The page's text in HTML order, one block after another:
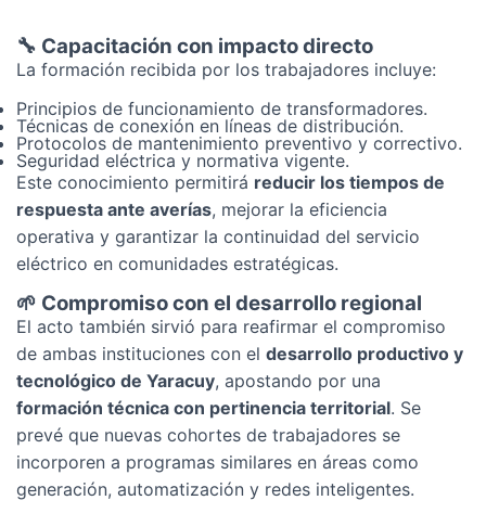
🔧 Capacitación con impacto directo
La formación recibida por los trabajadores incluye:
Principios de funcionamiento de transformadores.
Técnicas de conexión en líneas de distribución.
Protocolos de mantenimiento preventivo y correctivo.
Seguridad eléctrica y normativa vigente.
Este conocimiento permitirá reducir los tiempos de
respuesta ante averías, mejorar la eficiencia
operativa y garantizar la continuidad del servicio
eléctrico en comunidades estratégicas.
🌱 Compromiso con el desarrollo regional
El acto también sirvió para reafirmar el compromiso
de ambas instituciones con el desarrollo productivo y
tecnológico de Yaracuy, apostando por una
formación técnica con pertinencia territorial. Se
prevé que nuevas cohortes de trabajadores se
incorporen a programas similares en áreas como
generación, automatización y redes inteligentes.